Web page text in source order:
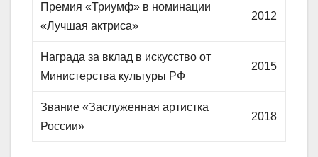
Премия «Триумф» в номинации
«Лучшая актриса»
2012
Награда за вклад в искусство от
Министерства культуры РФ
2015
Звание «Заслуженная артистка
России»
2018